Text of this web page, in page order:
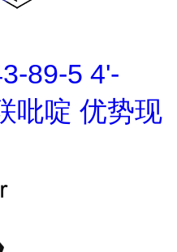
89-5 4'-
吡啶 优势现